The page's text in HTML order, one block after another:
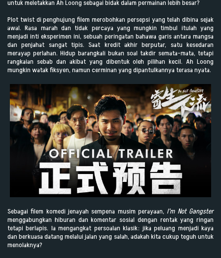
untuk meletakkan Ah Loong sebagai bidak dalam permainan lebih besar?
Plot twist di penghujung filem merobohkan persepsi yang telah dibina sejak
awal. Rasa marah dan tidak percaya yang mungkin timbul itulah yang
menjadi inti eksperimen ini, sebuah peringatan bahawa garis antara mangsa
dan penjahat sangat tipis. Saat kredit akhir berputar, satu kesedaran
merayap perlahan. Hidup barangkali bukan soal takdir semata-mata, tetapi
rangkaian sebab dan akibat yang dibentuk oleh pilihan kecil. Ah Loong
mungkin watak fiksyen, namun cerminan yang dipantulkannya terasa nyata.
Sebagai filem komedi jenayah sempena musim perayaan, I’m Not Gangster
menggabungkan hiburan dan komentar sosial dengan rentak yang ringan
tetapi berlapis. Ia mengangkat persoalan klasik: jika peluang menjadi kaya
dan berkuasa datang melalui jalan yang salah, adakah kita cukup teguh untuk
menolaknya?